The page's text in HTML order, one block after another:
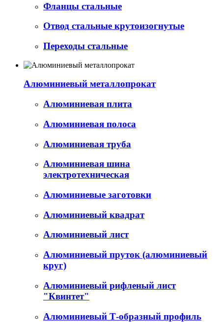
Фланцы стальные
Отвод стальные крутоизогнутые
Переходы стальные
Алюминиевый металлопрокат
Алюминиевая плита
Алюминиевая полоса
Алюминиевая труба
Алюминиевая шина
электротехническая
Алюминиевые заготовки
Алюминиевый квадрат
Алюминиевый лист
Алюминиевый пруток (алюминиевый
круг)
Алюминиевый рифленый лист
"Квинтет"
Алюминиевый Т-образный профиль